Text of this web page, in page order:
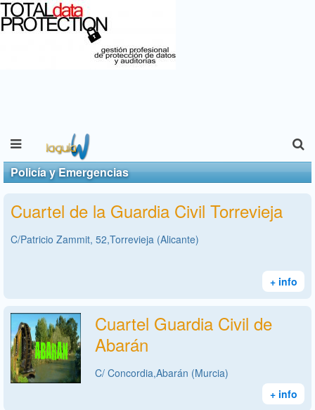
Policía y Emergencias
Cuartel de la Guardia Civil Torrevieja
C/Patricio Zammit, 52,Torrevieja (Alicante)
+ info
Cuartel Guardia Civil de
Abarán
C/ Concordia,Abarán (Murcia)
+ info